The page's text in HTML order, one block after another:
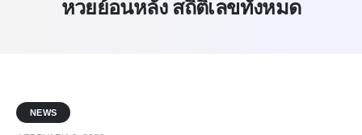
หวยย้อนหลัง สถิติเลขทั้งหมด
NEWS